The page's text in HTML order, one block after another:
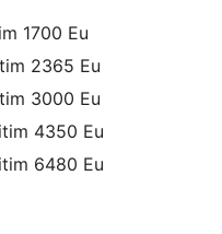
1700 Eu
2365 Eu
3000 Eu
4350 Eu
6480 Eu